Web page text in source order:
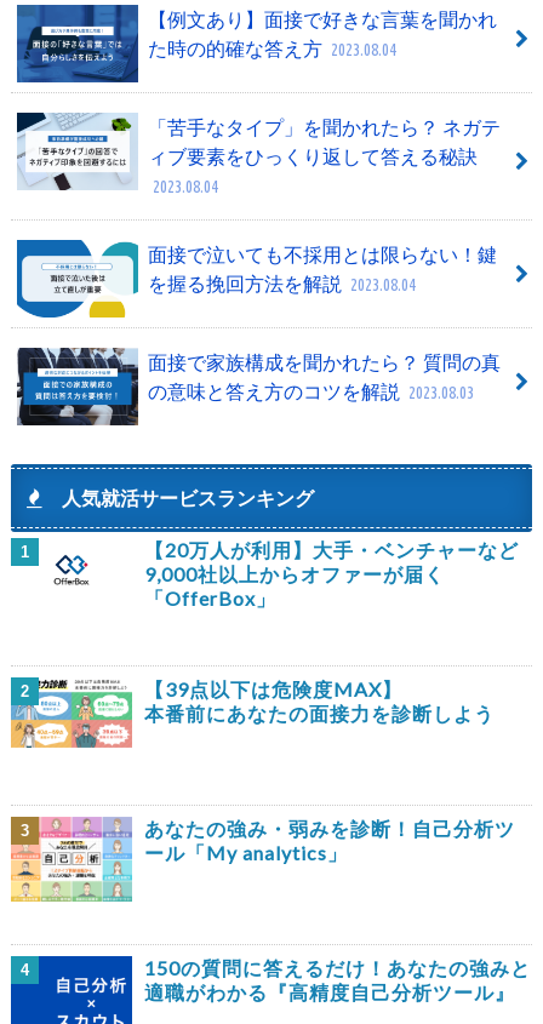
【例文あり】面接で好きな言葉を聞かれ
た時の的確な答え方 2023.08.04
「苦手なタイプ」を聞かれたら？ ネガテ
ィブ要素をひっくり返して答える秘訣
2023.08.04
面接で泣いても不採用とは限らない！鍵
を握る挽回方法を解説
2023.08.04
面接で家族構成を聞かれたら？ 質問の真
の意味と答え方のコツを解説
2023.08.03
人気就活サービスランキング
1
【20万人が利用】大手・ベンチャーなど
9,000社以上からオファーが届く
「OfferBox」
2
【39点以下は危険度MAX】
本番前にあなたの面接力を診断しよう
3
あなたの強み・弱みを診断！自己分析ツ
ール「My analytics」
4
150の質問に答えるだけ！あなたの強みと
適職がわかる『高精度自己分析ツール』